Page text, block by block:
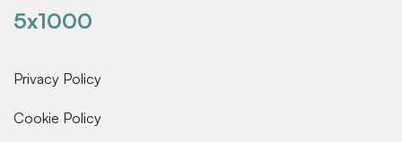
5x1000
Privacy Policy
Cookie Policy